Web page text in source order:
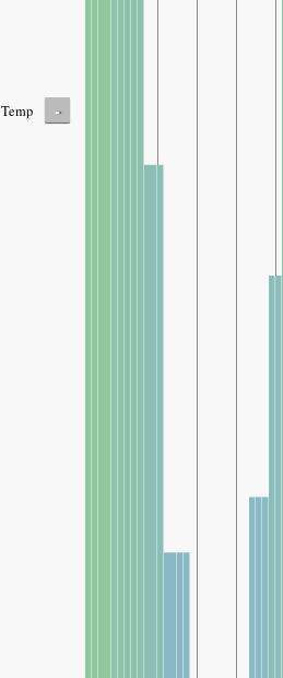
Temp -